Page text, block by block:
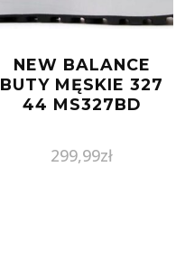
NEW BALANCE
BUTY MĘSKIE 327
44 MS327BD
299,99zł